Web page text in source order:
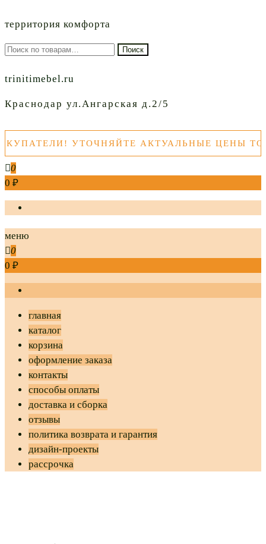
территория комфорта
Искать: Поиск
trinitimebel.ru
Краснодар ул.Ангарская д.2/5
УТОЧНЯЙТЕ АКТУАЛЬНЫЕ ЦЕНЫ
0
0 ₽
меню
0
0 ₽
главная
каталог
корзина
оформление заказа
контакты
способы оплаты
доставка и сборка
отзывы
политика возврата и гарантия
дизайн-проекты
рассрочка